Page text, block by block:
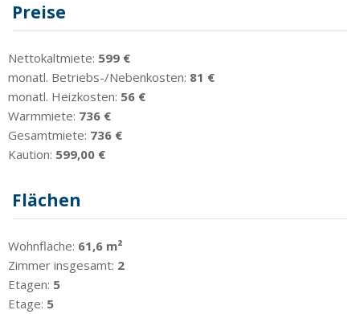
Preise
Nettokaltmiete: 599 €
monatl. Betriebs-/Nebenkosten: 81 €
monatl. Heizkosten: 56 €
Warmmiete: 736 €
Gesamtmiete: 736 €
Kaution: 599,00 €
Flächen
Wohnfläche: 61,6 m²
Zimmer insgesamt: 2
Etagen: 5
Etage: 5